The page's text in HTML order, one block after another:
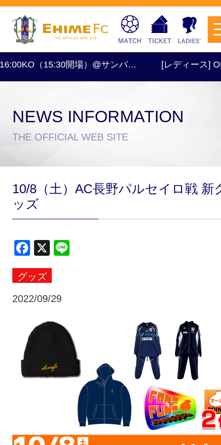
試合日程・結果
スクール
チケットを購入
トップチーム アカデミー
スポンサー
特設ページ
15:30開場）@サンパ… [レディース] OFF
NEWS INFORMATION
THE OFFICIAL WEB SITE
10/8（土）AC長野パルセイロ戦 新
ッズ
Facebook
X
グッズ
2022/09/29